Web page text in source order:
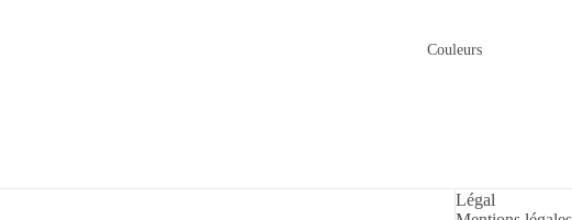
Couleurs
Légal
Politique de confidentialité